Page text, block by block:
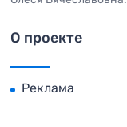
О проекте
Реклама